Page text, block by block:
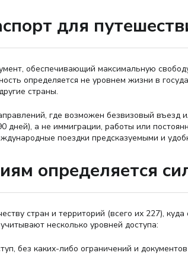
для
обеспечивающий максимальную
определяется не уровнем жизни в
страны.
где возможен безвизовый
дней), а не иммиграции, работы или
поездки предсказуемыми и
определяется
стран и территорий (всего их 227),
несколько уровней доступа:
без каких-либо ограничений и